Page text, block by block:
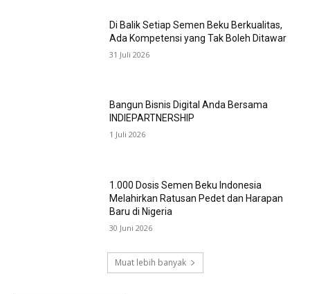
Di Balik Setiap Semen Beku Berkualitas,
Ada Kompetensi yang Tak Boleh Ditawar
31 Juli 2026
Bangun Bisnis Digital Anda Bersama
INDIEPARTNERSHIP
1 Juli 2026
1.000 Dosis Semen Beku Indonesia
Melahirkan Ratusan Pedet dan Harapan
Baru di Nigeria
30 Juni 2026
Muat lebih banyak